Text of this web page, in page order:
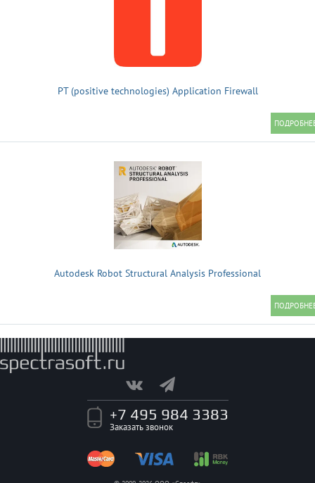
PT (positive technologies) Application Firewall
Autodesk Robot Structural Analysis Professional
+7 495 984 3383
Заказать звонок